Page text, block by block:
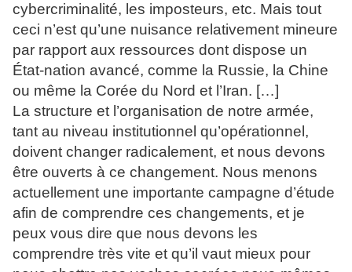
cybercriminalité, les imposteurs, etc. Mais tout
ceci n’est qu’une nuisance relativement mineure
par rapport aux ressources dont dispose un
État-nation avancé, comme la Russie, la Chine
ou même la Corée du Nord et l’Iran. […]
La structure et l’organisation de notre armée,
tant au niveau institutionnel qu’opérationnel,
doivent changer radicalement, et nous devons
être ouverts à ce changement. Nous menons
actuellement une importante campagne d’étude
afin de comprendre ces changements, et je
peux vous dire que nous devons les
comprendre très vite et qu’il vaut mieux pour